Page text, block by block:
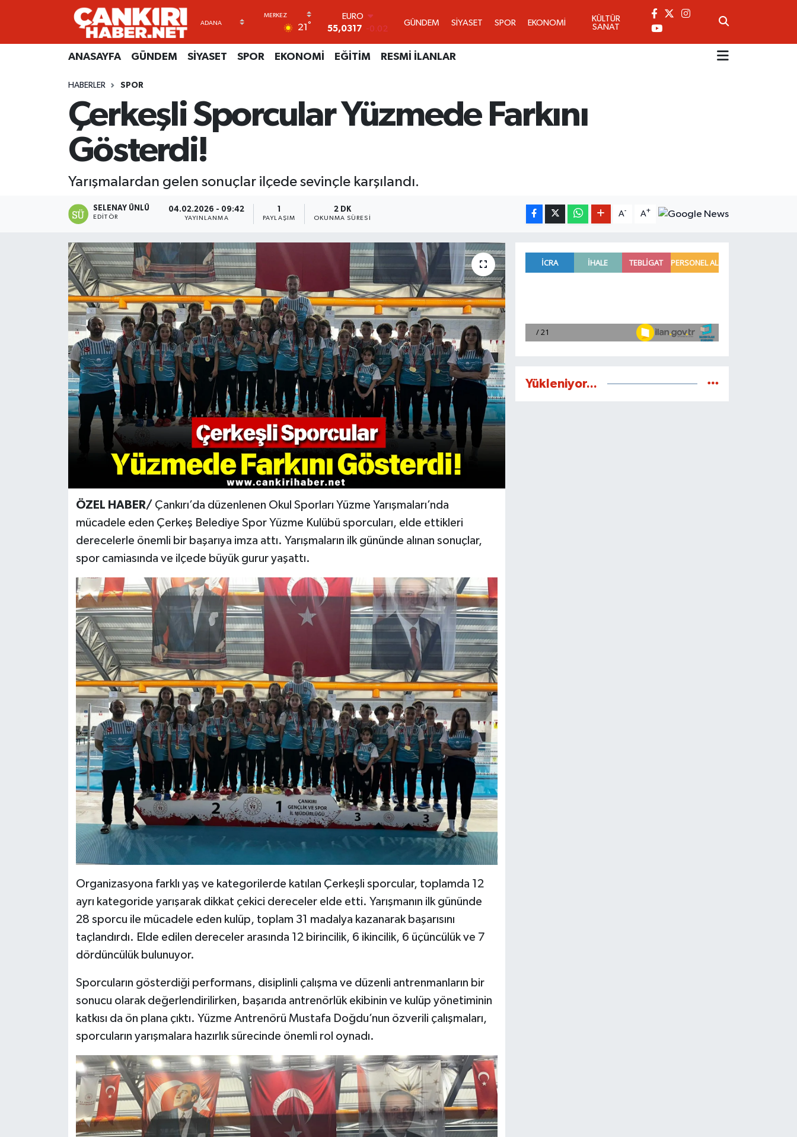
21 °
55,0317
-0.02
STERLİN
GRAM ALTIN
BITCOIN
64.225,61
-0.63
DOLAR
GÜNDEM SİYASET SPOR EKONOMİ
KÜLTÜR
SANAT
ANASAYFA GÜNDEM SİYASET SPOR EKONOMİ EĞİTİM RESMİ İLANLAR
HABERLER SPOR
Çerkeşli Sporcular Yüzmede Farkını
Gösterdi!
Yarışmalardan gelen sonuçlar ilçede sevinçle karşılandı.
SELENAY ÜNLÜ
EDITÖR
04.02.2026 - 09:42
YAYINLANMA PAYLAŞIM
2 DK
OKUNMA SÜRESI
A- A+
ÖZEL HABER/ Çankırı’da düzenlenen Okul Sporları Yüzme Yarışmaları’nda
mücadele eden Çerkeş Belediye Spor Yüzme Kulübü sporcuları, elde ettikleri
derecelerle önemli bir başarıya imza attı. Yarışmaların ilk gününde alınan sonuçlar,
spor camiasında ve ilçede büyük gurur yaşattı.
Organizasyona farklı yaş ve kategorilerde katılan Çerkeşli sporcular, toplamda 12
ayrı kategoride yarışarak dikkat çekici dereceler elde etti. Yarışmanın ilk gününde
28 sporcu ile mücadele eden kulüp, toplam 31 madalya kazanarak başarısını
taçlandırdı. Elde edilen dereceler arasında 12 birincilik, 6 ikincilik, 6 üçüncülük ve 7
dördüncülük bulunuyor.
Sporcuların gösterdiği performans, disiplinli çalışma ve düzenli antrenmanların bir
sonucu olarak değerlendirilirken, başarıda antrenörlük ekibinin ve kulüp yönetiminin
katkısı da ön plana çıktı. Yüzme Antrenörü Mustafa Doğdu’nun özverili çalışmaları,
sporcuların yarışmalara hazırlık sürecinde önemli rol oynadı.
Yükleniyor...
ANASAYFA
SİYASET
RESMİ İLANLAR
Künye
Gizlilik Sözleşmesi
BİYOGRAFİLER
GÜNDEM
kimdir-nedir-nasil
KÜLTÜR SANAT
MAGAZİN
SAĞLIK
SİYASET
TEKNOLOJİ
Merkez Hava Durumu
Süper Lig Puan Durumu ve Fikstür
Tüm Manşetler